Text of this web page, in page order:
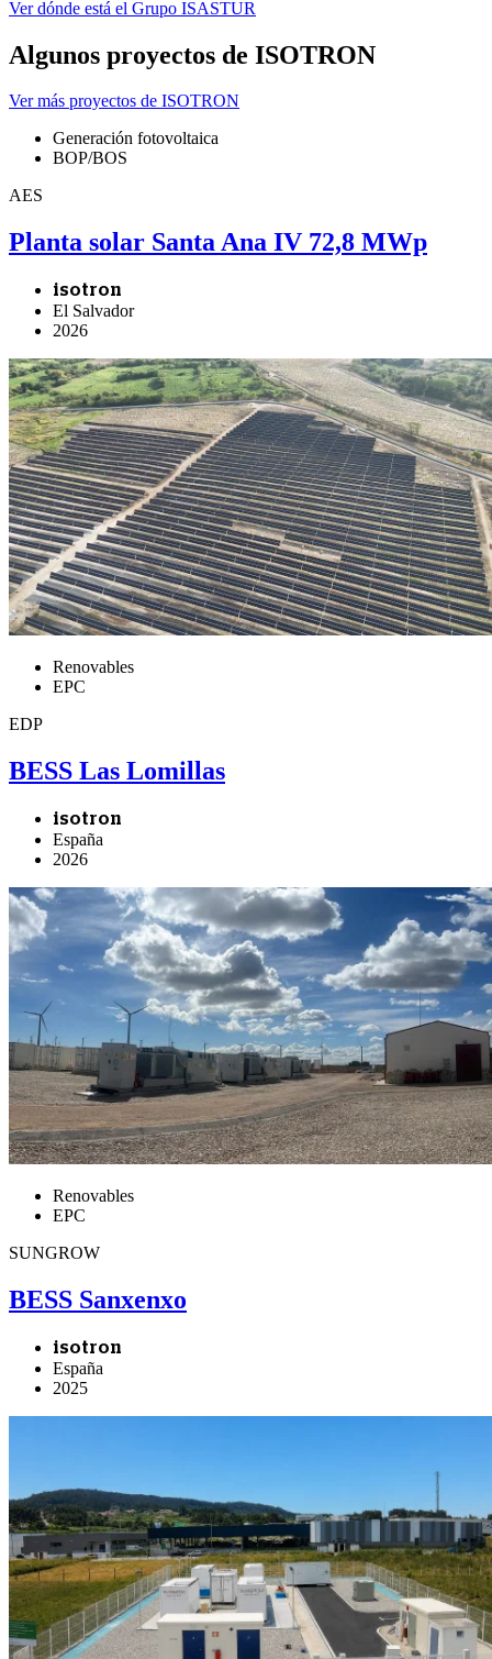
Ver dónde está el Grupo ISASTUR
Algunos proyectos de ISOTRON
Ver más proyectos de ISOTRON
Generación fotovoltaica
BOP/BOS
AES
Planta solar Santa Ana IV 72,8 MWp
isotron
El Salvador
2026
Renovables
EPC
EDP
BESS Las Lomillas
isotron
España
2026
Renovables
EPC
SUNGROW
BESS Sanxenxo
isotron
España
2025